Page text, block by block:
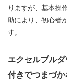
りますが、基本操
助により、初心者
す。
エクセルプル
付きでつまづか